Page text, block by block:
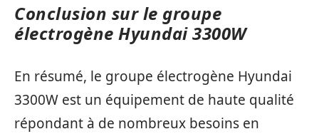
Conclusion sur le groupe
électrogène Hyundai 3300W
En résumé, le groupe électrogène Hyundai
3300W est un équipement de haute qualité
répondant à de nombreux besoins en